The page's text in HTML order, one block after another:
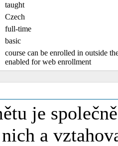
taught
Czech
full-time
basic
course can be enrolled in outside
enabled for web enrollment
je
a